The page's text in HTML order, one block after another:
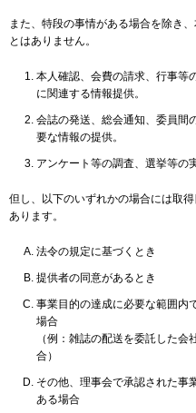
また、特段の事情がある場合を除き
とはありません。
本人確認、会費の請求、行事等
に関連する情報提供。
会誌の発送、総会通知、委員間
要な情報の提供。
アンケート等の調査、選挙等の
但し、以下のいずれかの場合には取
あります。
法令の規定に基づくとき
提供者の同意があるとき
事業目的の達成に必要な範囲内
場合
（例：雑誌の配送を委託した
合）
その他、理事会で承認された事
ある場合